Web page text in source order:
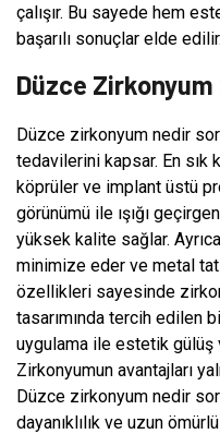
çalışır. Bu sayede hem
başarılı sonuçlar elde edilir.
Düzce Zirkonyum
Düzce zirkonyum nedir
tedavilerini kapsar. En sık
köprüler ve implant üstü
görünümü ile ışığı
yüksek kalite sağlar.
minimize eder ve metal
özellikleri sayesinde
tasarımında tercih edilen
uygulama ile estetik gülüş
Zirkonyumun avantajları
Düzce zirkonyum nedir
dayanıklılık ve uzun